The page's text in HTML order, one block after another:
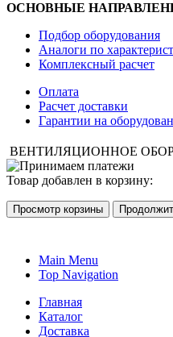
ОСНОВНЫЕ
Подбор оборудования
Аналоги по
Комплексный расчет
Оплата
Расчет доставки
Гарантии на
ВЕНТИЛЯЦИОННОЕ
Товар добавлен в корзину:
Просмотр корзины
Main Menu
Top Navigation
Главная
Каталог
Доставка